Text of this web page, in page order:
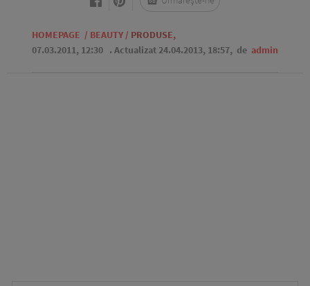
HOMEPAGE / BEAUTY / PRODUSE,
07.03.2011, 12:30 . Actualizat 24.04.2013, 18:57, de admin